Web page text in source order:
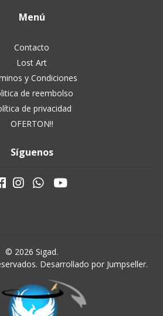
Menú
Contacto
Lost Art
y Condiciones
de reembolso
de privacidad
OFERTON!!
Síguenos
© 2026 Sigad.
Desarrollado por Jumpseller.